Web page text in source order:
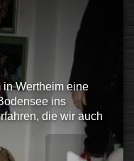
in Wertheim eine
ins
die wir auch